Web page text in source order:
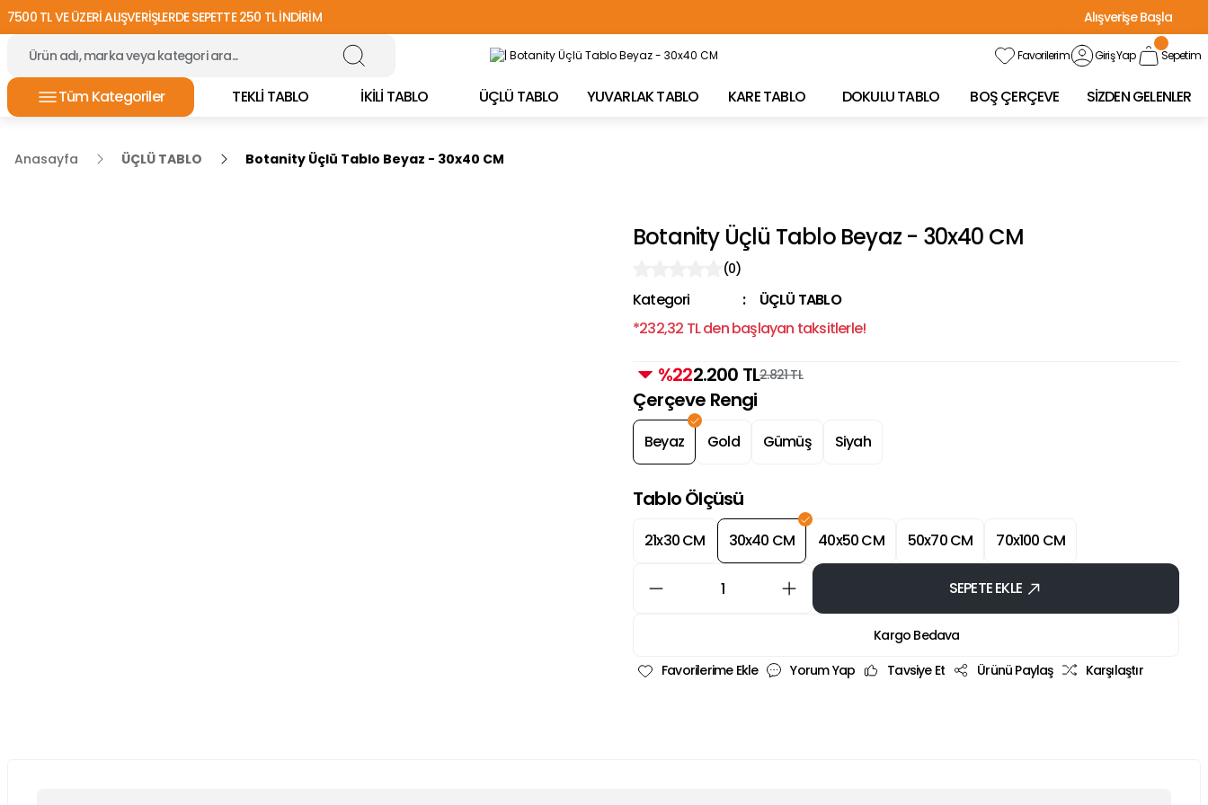
7500 TL VE ÜZERİ ALIŞVERİŞLERDE SEPETTE 250 TL İNDİRİM
Alışverişe Başla
TÜRKİYE'NİN HER YERİNE ÜCRETSİZ KARGO!
Favorilerim Giriş Yap Sepetim
Tüm Kategoriler TEKLİ TABLO İKİLİ TABLO ÜÇLÜ TABLO YUVARLAK TABLO KARE TABLO DOKULU TABLO BOŞ ÇERÇEVE SİZDEN GELENLER
Anasayfa ÜÇLÜ TABLO Botanity Üçlü Tablo Beyaz - 30x40 CM
Botanity Üçlü Tablo Beyaz - 30x40 CM
(0)
Kategori
ÜÇLÜ TABLO
*232,32 TL den başlayan taksitlerle!
%222.200 TL2.821 TL
Çerçeve Rengi
Beyaz Gold Gümüş Siyah
Tablo Ölçüsü
21x30 CM 30x40 CM 40x50 CM 50x70 CM 70x100 CM
SEPETE EKLE
Kargo Bedava
Yorum Yap
Tavsiye Et Ürünü Paylaş Karşılaştır